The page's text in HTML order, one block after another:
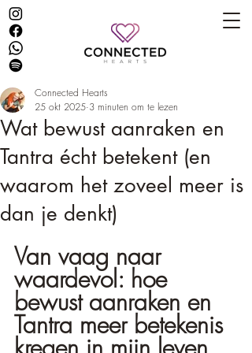
Wat bewust aanraken en
Tantra écht betekent (en
waarom het zoveel meer is
dan je denkt)
Connected Hearts
25 okt 2025 3 minuten om te lezen
Van vaag naar
waardevol: hoe
bewust aanraken en
Tantra meer betekenis